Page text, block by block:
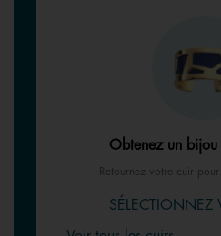
Obtenez un bijou
Retournez votre cuir
SÉLECTIONNEZ